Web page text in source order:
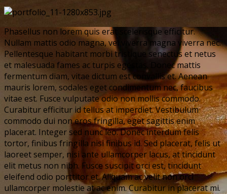
Phasellus non lorem quis erat scelerisque efficitur.
Nullam mattis odio magna, vel viverra magna viverra nec.
Pellentesque habitant morbi tristique senectus et netus
et malesuada fames ac turpis egestas. Donec mattis
fermentum diam, vitae dictum est convallis et. Aenean
mauris lorem, sodales eget condimentum nec, faucibus
vitae est. Fusce vulputate odio non mollis commodo.
Curabitur efficitur id tellus at imperdiet. Vestibulum
commodo dui non eros fringilla, eget sagittis enim
placerat. Integer sed nunc leo. Donec interdum felis
tortor, finibus fringilla nisi finibus id. Sed placerat, felis ut
laoreet semper, nisi ante ullamcorper lacus, at tincidunt
elit metus non nibh. Fusce suscipit orci est, tincidunt
eleifend odio porttitor et. Aliquam ac velit non orci
ullamcorper molestie at ac enim. Curabitur in placerat mi.